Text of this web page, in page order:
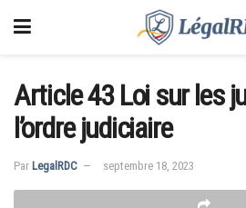
Article 43 Loi sur les
l’ordre judiciaire
Par LegalRDC septembre 18, 2023